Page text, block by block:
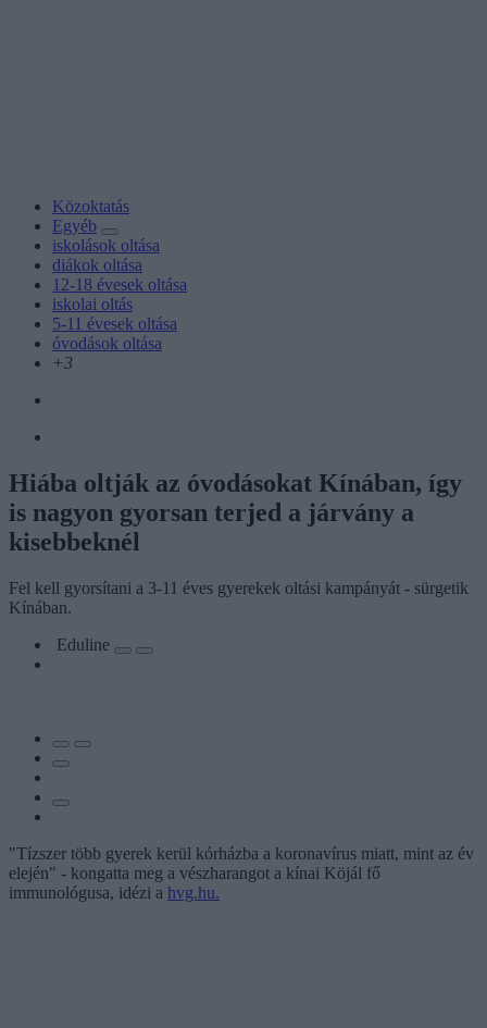
Közoktatás
Egyéb
iskolások oltása
diákok oltása
12-18 évesek oltása
iskolai oltás
5-11 évesek oltása
óvodások oltása
+3
Hiába oltják az óvodásokat Kínában, így
is nagyon gyorsan terjed a járvány a
kisebbeknél
Fel kell gyorsítani a 3-11 éves gyerekek oltási kampányát - sürgetik
Kínában.
Eduline
"Tízszer több gyerek kerül kórházba a koronavírus miatt, mint az év
elején" - kongatta meg a vészharangot a kínai Köjál fő
immunológusa, idézi a hvg.hu.